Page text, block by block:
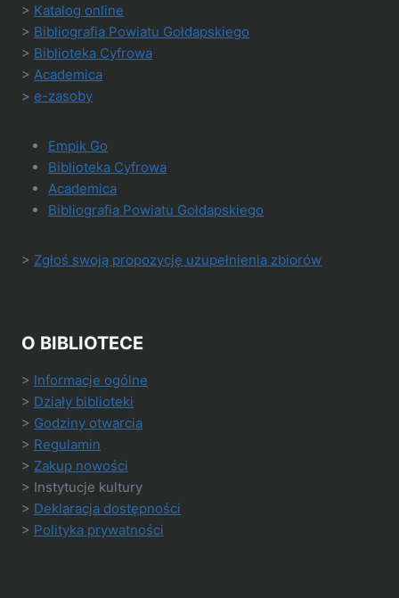
> Katalog online
> Bibliografia Powiatu Gołdapskiego
> Biblioteka Cyfrowa
> Academica
> e-zasoby
Empik Go
Biblioteka Cyfrowa
Academica
Bibliografia Powiatu Gołdapskiego
> Zgłoś swoją propozycję uzupełnienia zbiorów
O BIBLIOTECE
> Informacje ogólne
> Działy biblioteki
> Godziny otwarcia
> Regulamin
> Zakup nowości
> Instytucje kultury
> Deklaracja dostępności
> Polityka prywatności